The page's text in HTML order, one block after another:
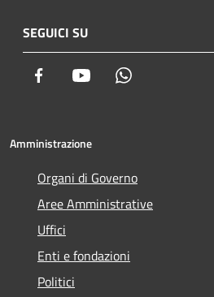
SEGUICI SU
Facebook Youtube
Amministrazione
Organi di Governo
Aree Amministrative
Uffici
Enti e fondazioni
Politici